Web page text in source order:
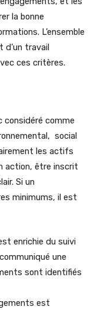
la bonne
L’ensemble
d’un travail
ces critères.
comme
social
les actifs
action, être inscrit
Si un
minimums, il est
enrichie du suivi
une
sont identifiés
est